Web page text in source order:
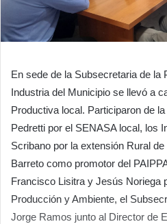
En sede de la Subsecretaria de la
Industria del Municipio se llevó a
Productiva local. Participaron de
Pedretti por el SENASA local, los
Scribano por la extensión Rural
Barreto como promotor del
Francisco Lisitra y Jesús Noriega
Producción y Ambiente, el
Jorge Ramos junto al Director de